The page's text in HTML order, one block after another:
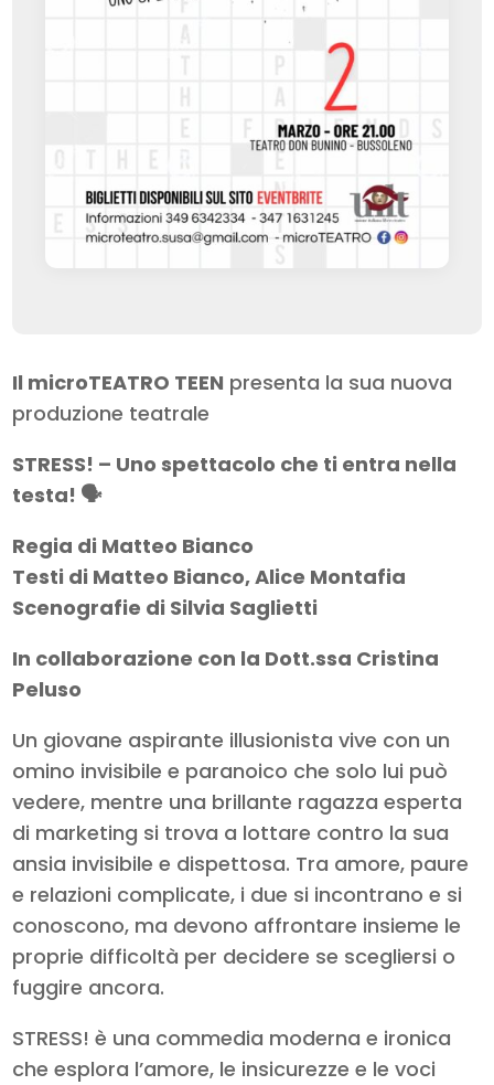
Il microTEATRO TEEN presenta la sua nuova
produzione teatrale
STRESS! – Uno spettacolo che ti entra nella
testa! 🗣️
Regia di Matteo Bianco
Testi di Matteo Bianco, Alice Montafia
Scenografie di Silvia Saglietti
In collaborazione con la Dott.ssa Cristina
Peluso
Un giovane aspirante illusionista vive con un
omino invisibile e paranoico che solo lui può
vedere, mentre una brillante ragazza esperta
di marketing si trova a lottare contro la sua
ansia invisibile e dispettosa. Tra amore, paure
e relazioni complicate, i due si incontrano e si
conoscono, ma devono affrontare insieme le
proprie difficoltà per decidere se scegliersi o
fuggire ancora.
STRESS! è una commedia moderna e ironica
che esplora l’amore, le insicurezze e le voci